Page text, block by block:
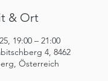
& Ort
19:00 – 21:00
4, 8462
Österreich